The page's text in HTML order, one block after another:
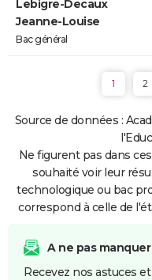
Lebigre-Decaux
Jeanne-Louise
Bac général
1 2
Source de données :
Ne figurent pas dans
souhaité voir leur
technologique ou bac
correspond à celle de
A ne pas manquer
Recevez nos astuces